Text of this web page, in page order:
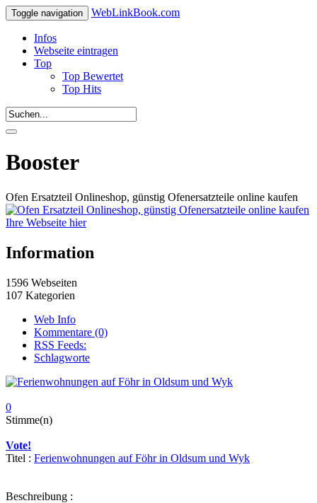
Toggle navigation WebLinkBook.com
Infos
Webseite eintragen
Top
Top Bewertet
Top Hits
Booster
Ofen Ersatzteil Onlineshop, günstig Ofenersatzteile online kaufen
Ihre Webseite hier
Information
1596 Webseiten
107 Kategorien
Web Info
Kommentare (0)
RSS Feeds:
Schlagworte
0
Stimme(n)
Vote!
Titel : Ferienwohnungen auf Föhr in Oldsum und Wyk
Beschreibung :